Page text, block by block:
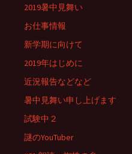
2019暑中見舞い
お仕事情報
新学期に向けて
2019年はじめに
近況報告などなど
暑中見舞い申し上げます
試験中２
謎のYouTuber